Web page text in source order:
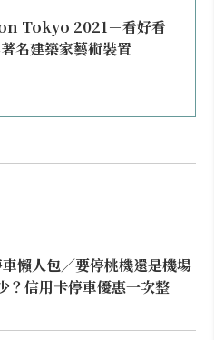
Tokyo 2021－看好看
名建築家藝術裝置
懶人包／要停桃機還是機場
？信用卡停車優惠一次整